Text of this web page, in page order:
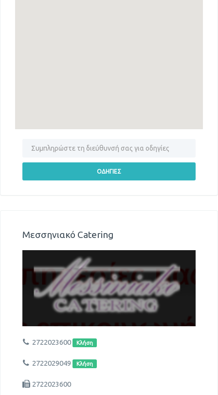
Μεσσηνιακό Catering
2722023600 Κλήση
2722029049 Κλήση
2722023600